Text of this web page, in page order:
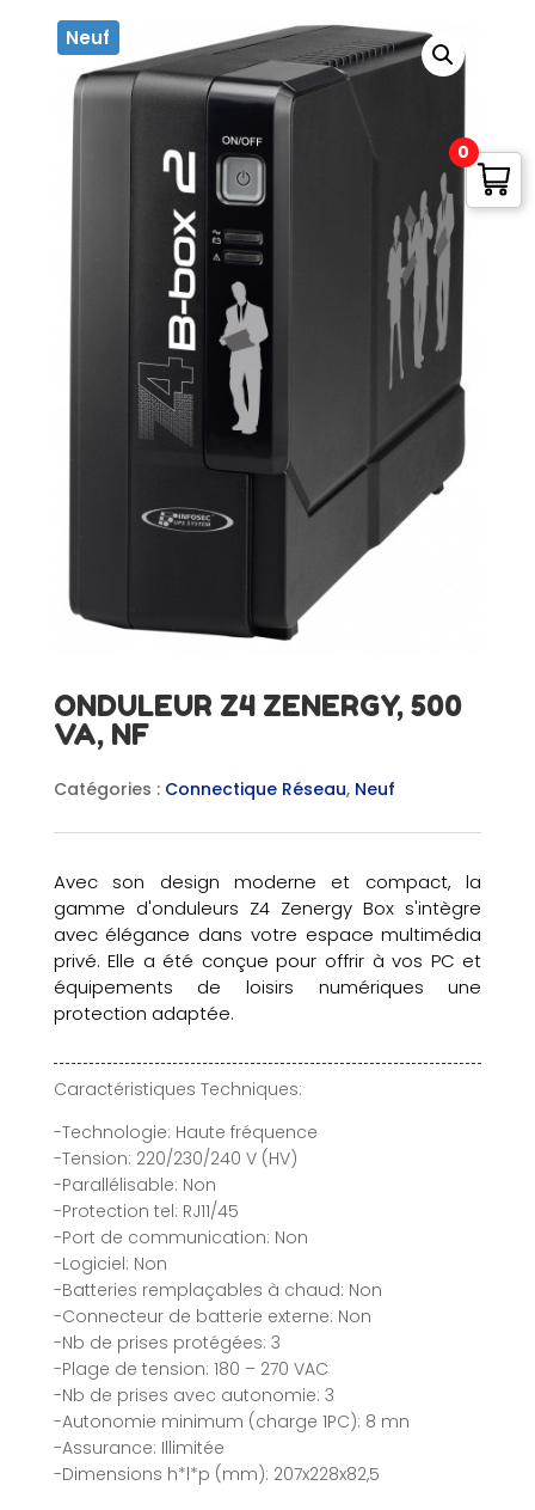
Neuf
ONDULEUR Z4 ZENERGY, 500
VA, NF
Catégories : Connectique Réseau, Neuf
Avec son design moderne et compact, la
gamme d'onduleurs Z4 Zenergy Box s'intègre
avec élégance dans votre espace multimédia
privé. Elle a été conçue pour offrir à vos PC et
équipements de loisirs numériques une
protection adaptée.
Caractéristiques Techniques:
-Technologie: Haute fréquence
-Tension: 220/230/240 V (HV)
-Parallélisable: Non
-Protection tel: RJ11/45
-Port de communication: Non
-Logiciel: Non
-Batteries remplaçables à chaud: Non
-Connecteur de batterie externe: Non
-Nb de prises protégées: 3
-Plage de tension: 180 – 270 VAC
-Nb de prises avec autonomie: 3
-Autonomie minimum (charge 1PC): 8 mn
-Assurance: Illimitée
-Dimensions h*l*p (mm): 207x228x82,5
0